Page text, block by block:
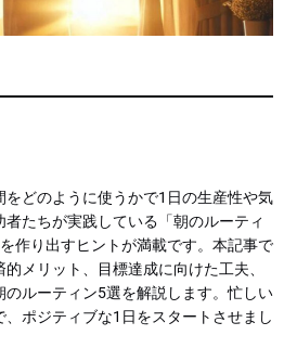
どのように使うかで1日の生産性や気
たちが実践している「朝のルーティ
作り出すヒントが満載です。本記事で
メリット、目標達成に向けた工夫、
ルーティン5選を解説します。忙しい
ポジティブな1日をスタートさせまし